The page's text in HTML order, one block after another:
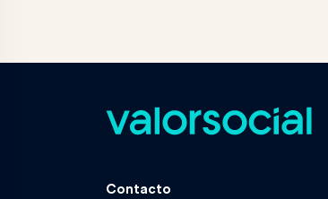
Contacto